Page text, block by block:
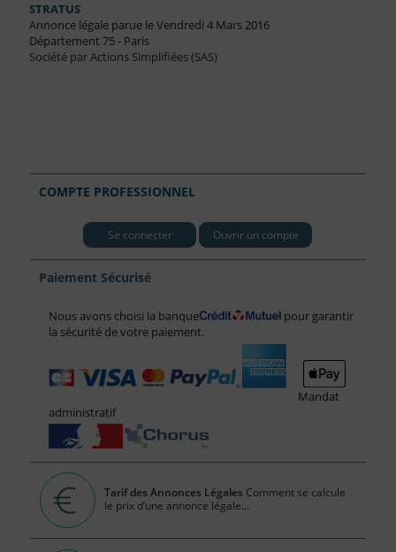
STRATUS
Annonce légale parue le Vendredi 4 Mars 2016
Département 75 - Paris
Société par Actions Simplifiées (SAS)
COMPTE PROFESSIONNEL
Se connecter Ouvrir un compte
Paiement Sécurisé
Nous avons choisi la banque
pour garantir
la sécurité de votre paiement.
Mandat
administratif
Tarif des Annonces Légales Comment se calcule
le prix d’une annonce légale...